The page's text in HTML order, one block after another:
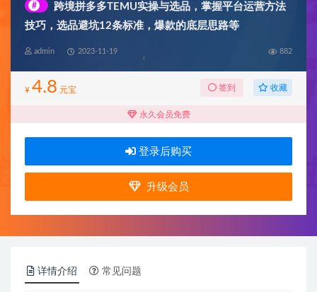
#
跨境拼多多TEMU实操与选品，​掌握平台运营方法
技巧，选品避坑12条标准，爆款的底层思路等
admin 2023-11-19 882
¥ 4.8 元宝 签到 收藏
永久会员免费
登录后购买
升级会员
详情介绍 常见问题